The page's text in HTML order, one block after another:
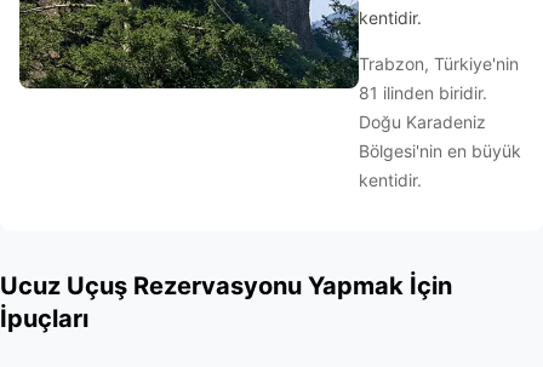
kentidir.
Trabzon, Türkiye'nin
81 ilinden biridir.
Doğu Karadeniz
Bölgesi'nin en büyük
kentidir.
Ucuz Uçuş Rezervasyonu Yapmak İçin
İpuçları